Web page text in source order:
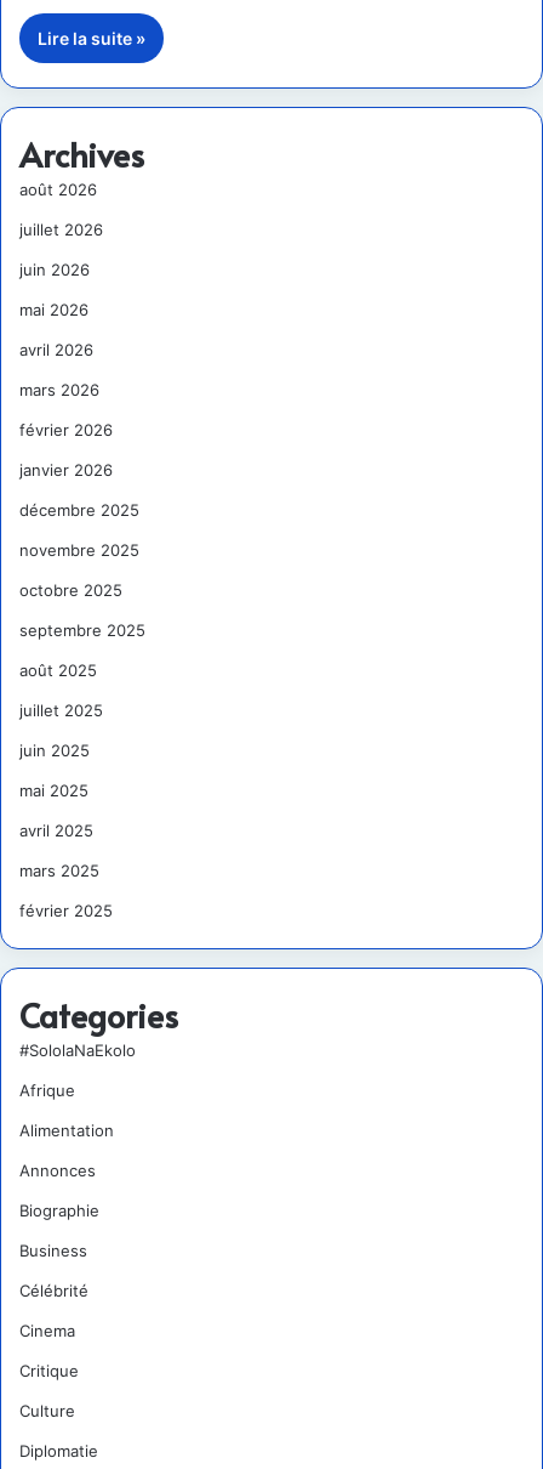
Lire la suite »
Archives
août 2026
juillet 2026
juin 2026
mai 2026
avril 2026
mars 2026
février 2026
janvier 2026
décembre 2025
novembre 2025
octobre 2025
septembre 2025
août 2025
juillet 2025
juin 2025
mai 2025
avril 2025
mars 2025
février 2025
Categories
#SololaNaEkolo
Afrique
Alimentation
Annonces
Biographie
Business
Célébrité
Cinema
Critique
Culture
Diplomatie